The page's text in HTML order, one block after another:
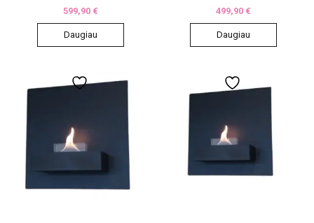
599,90 €
Daugiau
499,90 €
Daugiau